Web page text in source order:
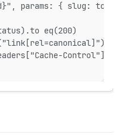
params: { slug:
eq(200)